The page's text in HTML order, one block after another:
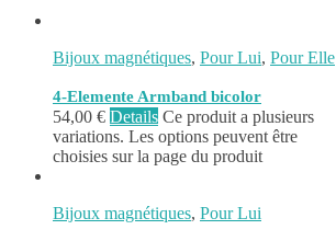
Bijoux magnétiques, Pour Lui, Pour Elle
4-Elemente Armband bicolor
54,00 € Details Ce produit a plusieurs
variations. Les options peuvent être
choisies sur la page du produit
Bijoux magnétiques, Pour Lui